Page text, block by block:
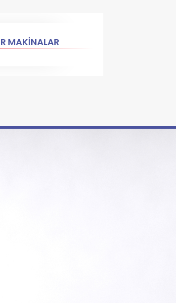
MAKİNALAR